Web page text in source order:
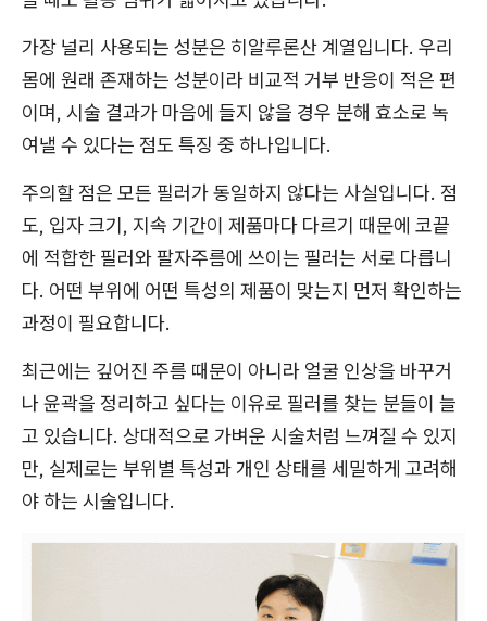
가장 널리 사용되는 성분은 히알루론산 계열입니다. 우리
몸에 원래 존재하는 성분이라 비교적 거부 반응이 적은 편
이며, 시술 결과가 마음에 들지 않을 경우 분해 효소로 녹
여낼 수 있다는 점도 특징 중 하나입니다.
주의할 점은 모든 필러가 동일하지 않다는 사실입니다. 점
도, 입자 크기, 지속 기간이 제품마다 다르기 때문에 코끝
에 적합한 필러와 팔자주름에 쓰이는 필러는 서로 다릅니
다. 어떤 부위에 어떤 특성의 제품이 맞는지 먼저 확인하는
과정이 필요합니다.
최근에는 깊어진 주름 때문이 아니라 얼굴 인상을 바꾸거
나 윤곽을 정리하고 싶다는 이유로 필러를 찾는 분들이 늘
고 있습니다. 상대적으로 가벼운 시술처럼 느껴질 수 있지
만, 실제로는 부위별 특성과 개인 상태를 세밀하게 고려해
야 하는 시술입니다.